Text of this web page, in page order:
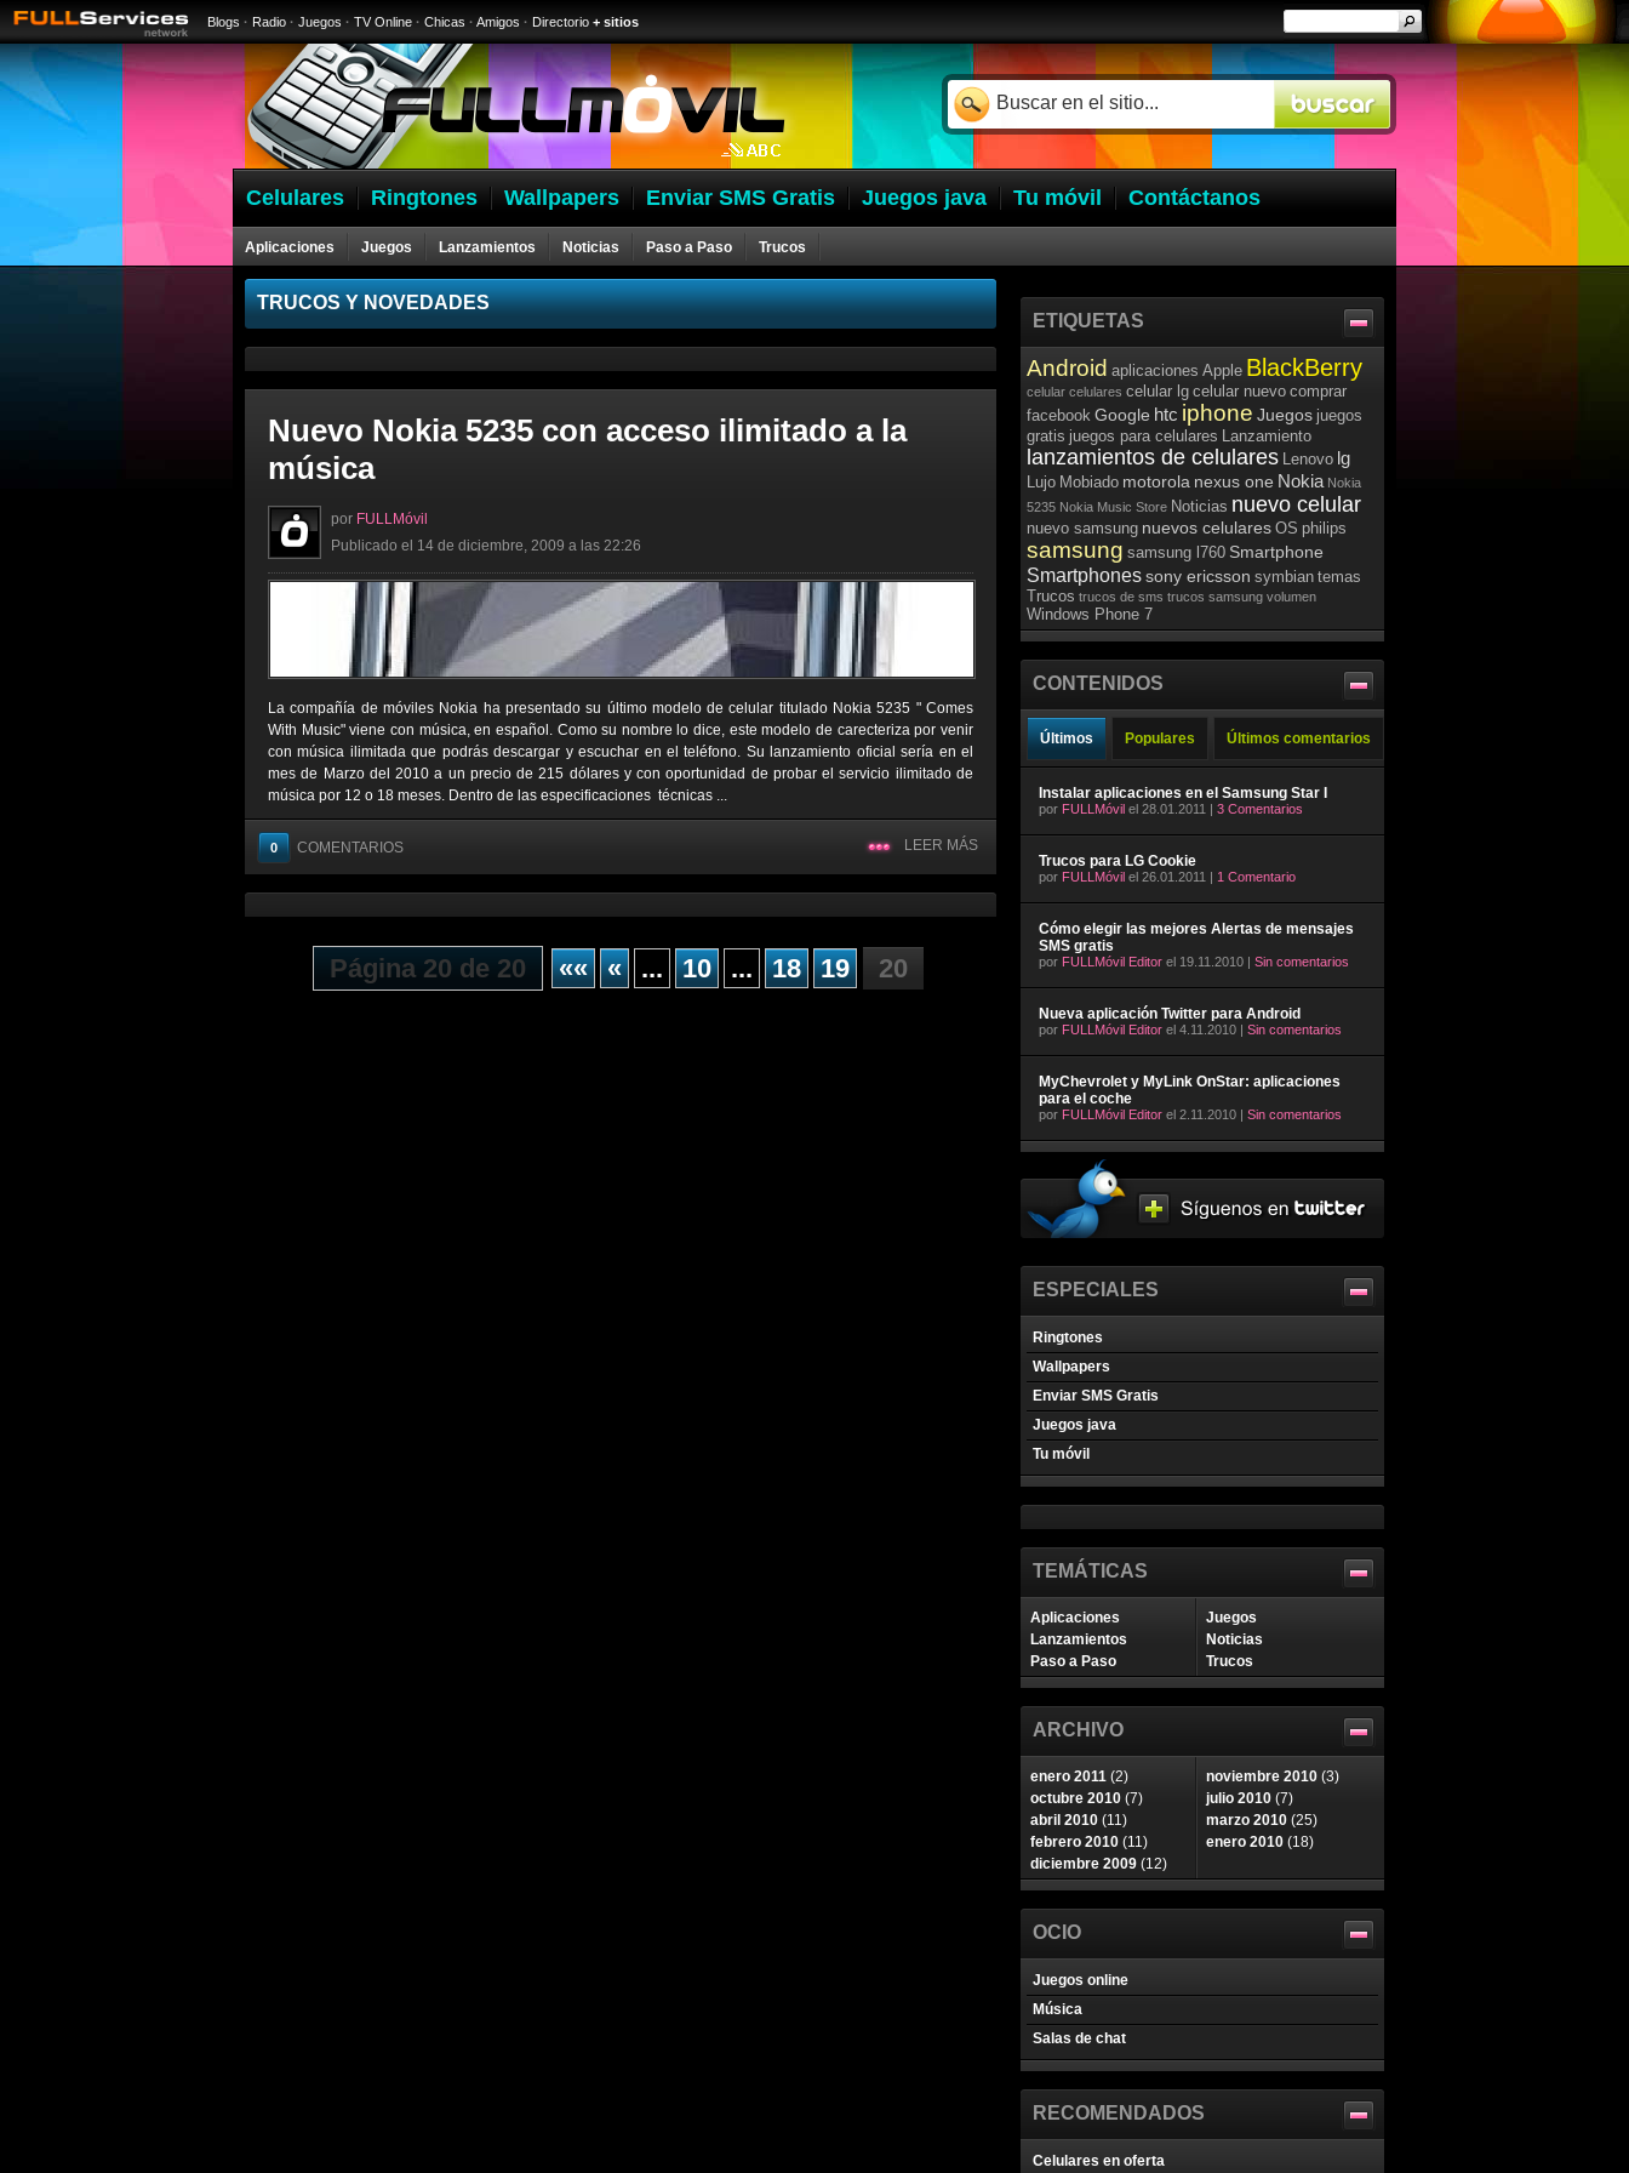
Blogs · Radio · Juegos · TV Online · Chicas · Amigos · Directorio + sitios
Celulares Ringtones Wallpapers Enviar SMS Gratis Juegos java Tu móvil Contáctanos
Aplicaciones Juegos Lanzamientos Noticias Paso a Paso Trucos
Celulares
TRUCOS Y NOVEDADES
Nuevo Nokia 5235 con acceso ilimitado a la
música
por FULLMóvil
Publicado el 14 de diciembre, 2009 a las 22:26
La compañía de móviles Nokia ha presentado su último modelo de celular titulado Nokia 5235 " Comes
With Music" viene con música, en español. Como su nombre lo dice, este modelo de carecteriza por venir
con música ilimitada que podrás descargar y escuchar en el teléfono. Su lanzamiento oficial sería en el
mes de Marzo del 2010 a un precio de 215 dólares y con oportunidad de probar el servicio ilimitado de
música por 12 o 18 meses. Dentro de las especificaciones técnicas ...
0 COMENTARIOS LEER MÁS
Página 20 de 20 «« « ... 10 ... 18 19 20
ETIQUETAS
Android aplicaciones Apple BlackBerry
celular celulares celular lg celular nuevo comprar
facebook Google htc iphone Juegos juegos
gratis juegos para celulares Lanzamiento
lanzamientos de celulares Lenovo lg
Lujo Mobiado motorola nexus one Nokia Nokia
5235 Nokia Music Store Noticias nuevo celular
nuevo samsung nuevos celulares OS philips
samsung samsung l760 Smartphone
Smartphonessony ericsson symbian temas
Trucos trucos de sms trucos samsung volumen
Windows Phone 7
CONTENIDOS
Últimos Populares Últimos comentarios
Instalar aplicaciones en el Samsung Star I
por FULLMóvil el 28.01.2011 | 3 Comentarios
Trucos para LG Cookie
por FULLMóvil el 26.01.2011 | 1 Comentario
Cómo elegir las mejores Alertas de mensajes
SMS gratis
por FULLMóvil Editor el 19.11.2010 | Sin comentarios
Nueva aplicación Twitter para Android
por FULLMóvil Editor el 4.11.2010 | Sin comentarios
MyChevrolet y MyLink OnStar: aplicaciones
para el coche
por FULLMóvil Editor el 2.11.2010 | Sin comentarios
ESPECIALES
Ringtones
Wallpapers
Enviar SMS Gratis
Juegos java
Tu móvil
TEMÁTICAS
Aplicaciones
Juegos
Lanzamientos
Noticias
Paso a Paso
Trucos
ARCHIVO
enero 2011 (2) noviembre 2010 (3)
octubre 2010 (7) julio 2010 (7)
abril 2010 (11) marzo 2010 (25)
febrero 2010 (11) enero 2010 (18)
diciembre 2009 (12)
OCIO
Juegos online
Música
Salas de chat
RECOMENDADOS
Celulares en oferta